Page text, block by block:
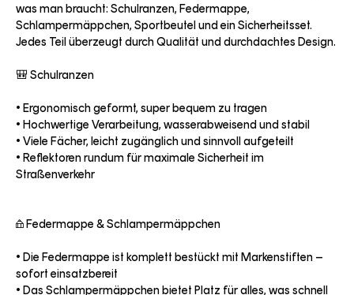
was man braucht: Schulranzen, Federmappe,
Schlampermäppchen, Sportbeutel und ein Sicherheitsset.
Jedes Teil überzeugt durch Qualität und durchdachtes Design.
🎒 Schulranzen
• Ergonomisch geformt, super bequem zu tragen
• Hochwertige Verarbeitung, wasserabweisend und stabil
• Viele Fächer, leicht zugänglich und sinnvoll aufgeteilt
• Reflektoren rundum für maximale Sicherheit im
Straßenverkehr
✏️ Federmappe & Schlampermäppchen
• Die Federmappe ist komplett bestückt mit Markenstiften –
sofort einsatzbereit
• Das Schlampermäppchen bietet Platz für alles, was schnell